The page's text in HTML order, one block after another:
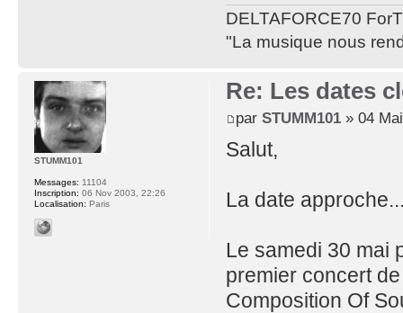
DELTAFORCE70
"La musique nous
Re: Les dates
par STUMM101» 04
Salut,
La date
Le samedi 30 mai
premier concert
Composition Of
STUMM101
Messages: 11104
Inscription: 06 Nov 2003, 22:26
Localisation: Paris